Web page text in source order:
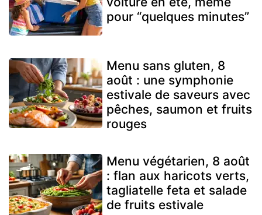
pour “quelques minutes”
Menu sans gluten, 8
août : une symphonie
estivale de saveurs avec
pêches, saumon et fruits
rouges
Menu végétarien, 8 août
: flan aux haricots verts,
tagliatelle feta et salade
de fruits estivale